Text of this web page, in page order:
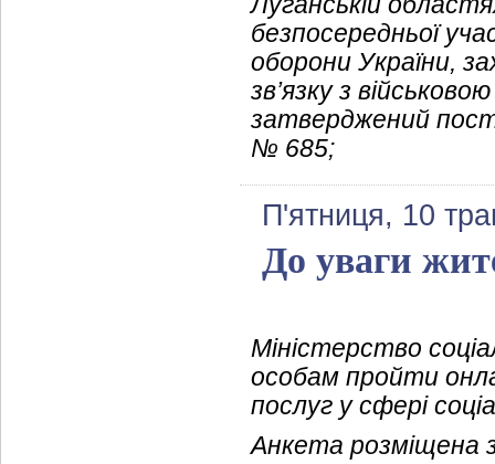
безпосередньої
оборони України,
зв’язку з
затверджений
№ 685;
П'ятниця, 10
До уваги
Міністерство
особам пройти
послуг у сфері
Анкета розміщена